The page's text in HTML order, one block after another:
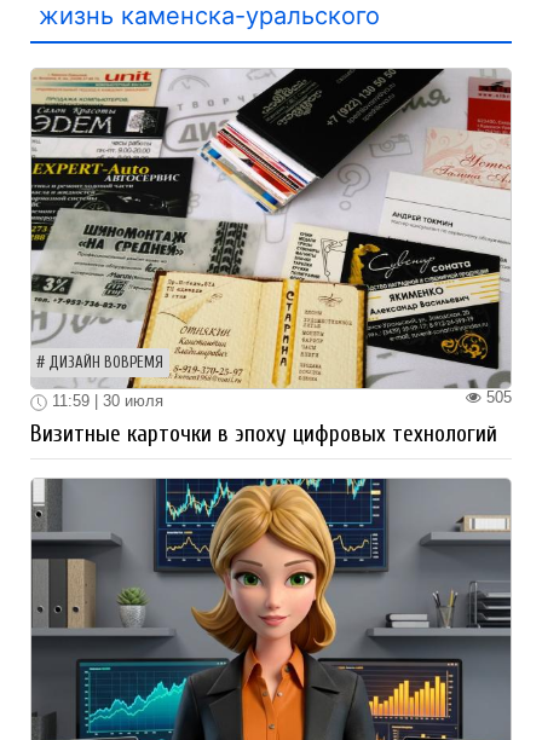
жизнь каменска-уральского
ДИЗАЙН ВОВРЕМЯ
505
11:59 | 30 июля
Визитные карточки в эпоху цифровых технологий